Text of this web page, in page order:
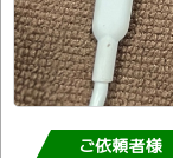
ご依頼者様